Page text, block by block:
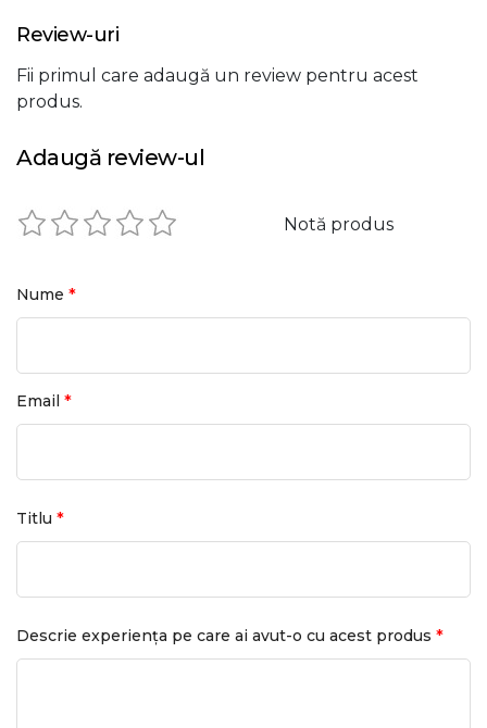
Review-uri
Fii primul care adaugă un review pentru acest
produs.
Adaugă review-ul
Notă produs
Nume *
Email *
Titlu *
Descrie experiența pe care ai avut-o cu acest produs *